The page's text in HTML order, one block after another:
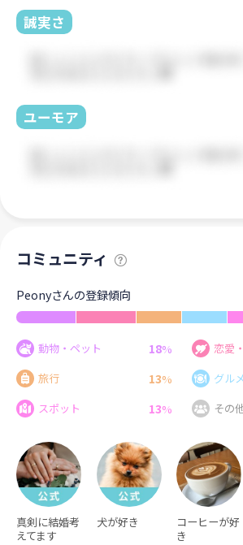
誠実さ
ユーモア
コミュニティ
Peonyさんの登録傾向
動物・ペット 18% 恋愛
旅行
13% グル
スポット
13% その
真剣に結婚考
えてます
犬が好き
コーヒーが好
き